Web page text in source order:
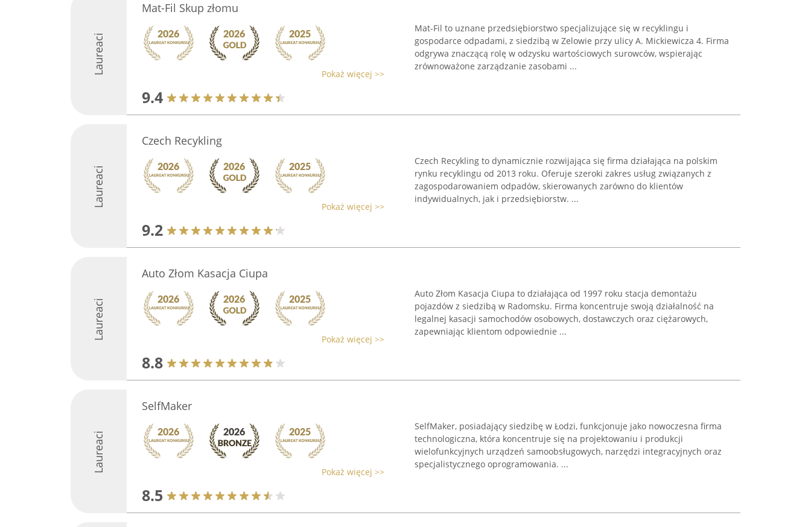
Laureaci
Mat-Fil Skup złomu
Pokaż więcej >>
9.4
Mat-Fil to uznane przedsiębiorstwo specjalizujące się w recyklingu i
gospodarce odpadami, z siedzibą w Zelowie przy ulicy A. Mickiewicza 4. Firma
odgrywa znaczącą rolę w odzysku wartościowych surowców, wspierając
zrównoważone zarządzanie zasobami ...
Laureaci
Czech Recykling
Pokaż więcej >>
9.2
Czech Recykling to dynamicznie rozwijająca się firma działająca na polskim
rynku recyklingu od 2013 roku. Oferuje szeroki zakres usług związanych z
zagospodarowaniem odpadów, skierowanych zarówno do klientów
indywidualnych, jak i przedsiębiorstw. ...
Laureaci
Auto Złom Kasacja Ciupa
Pokaż więcej >>
8.8
Auto Złom Kasacja Ciupa to działająca od 1997 roku stacja demontażu
pojazdów z siedzibą w Radomsku. Firma koncentruje swoją działalność na
legalnej kasacji samochodów osobowych, dostawczych oraz ciężarowych,
zapewniając klientom odpowiednie ...
Laureaci
SelfMaker
Pokaż więcej >>
8.5
SelfMaker, posiadający siedzibę w Łodzi, funkcjonuje jako nowoczesna firma
technologiczna, która koncentruje się na projektowaniu i produkcji
wielofunkcyjnych urządzeń samoobsługowych, narzędzi integracyjnych oraz
specjalistycznego oprogramowania. ...